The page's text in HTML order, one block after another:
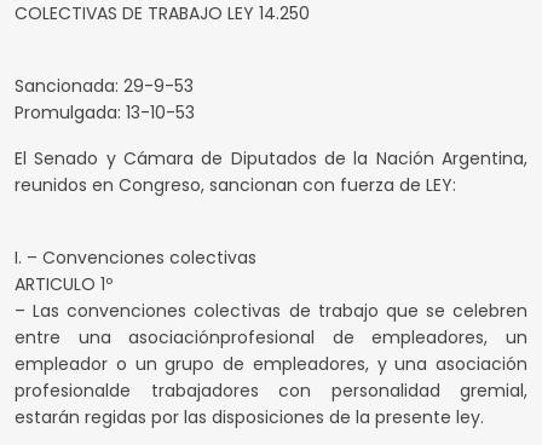
COLECTIVAS DE TRABAJO LEY 14.250
Sancionada: 29-9-53
Promulgada: 13-10-53
El Senado y Cámara de Diputados de la Nación Argentina,
reunidos en Congreso, sancionan con fuerza de LEY:
I. – Convenciones colectivas
ARTICULO 1º
– Las convenciones colectivas de trabajo que se celebren
entre una asociaciónprofesional de empleadores, un
empleador o un grupo de empleadores, y una asociación
profesionalde trabajadores con personalidad gremial,
estarán regidas por las disposiciones de la presente ley.